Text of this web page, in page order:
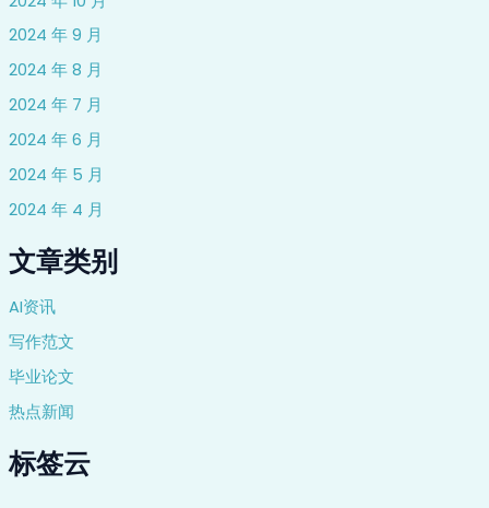
2024 年 9 月
2024 年 8 月
2024 年 7 月
2024 年 6 月
2024 年 5 月
2024 年 4 月
文章类别
AI资讯
写作范文
毕业论文
热点新闻
标签云